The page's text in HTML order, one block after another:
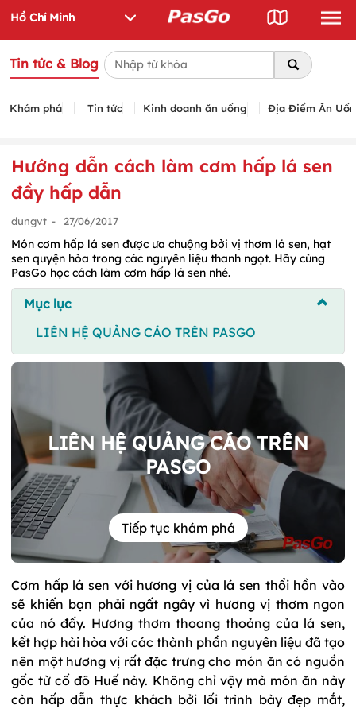
Tin tức & Blog
Khám phá Tin tức Kinh doanh ăn uống Địa Điểm Ăn
Hướng dẫn cách làm cơm hấp lá sen
đầy hấp dẫn
dungvt - 27/06/2017
Món cơm hấp lá sen được ưa chuộng bởi vị thơm lá sen, hạt
sen quyện hòa trong các nguyên liệu thanh ngọt. Hãy cùng
PasGo học cách làm cơm hấp lá sen nhé.
Mục lục
LIÊN HỆ QUẢNG CÁO TRÊN PASGO
LIÊN HỆ QUẢNG CÁO TRÊN
PASGO
Tiếp tục khám phá
Cơm hấp lá sen với hương vị của lá sen thổi hồn vào
sẽ khiến bạn phải ngất ngây vì hương vị thơm ngon
của nó đấy. Hương thơm thoang thoảng của lá sen,
kết hợp hài hòa với các thành phần nguyên liệu đã tạo
nên một hương vị rất đặc trưng cho món ăn có nguồn
gốc từ cố đô Huế này. Không chỉ vậy mà món ăn này
còn hấp dẫn thực khách bởi lối trình bày đẹp mắt,